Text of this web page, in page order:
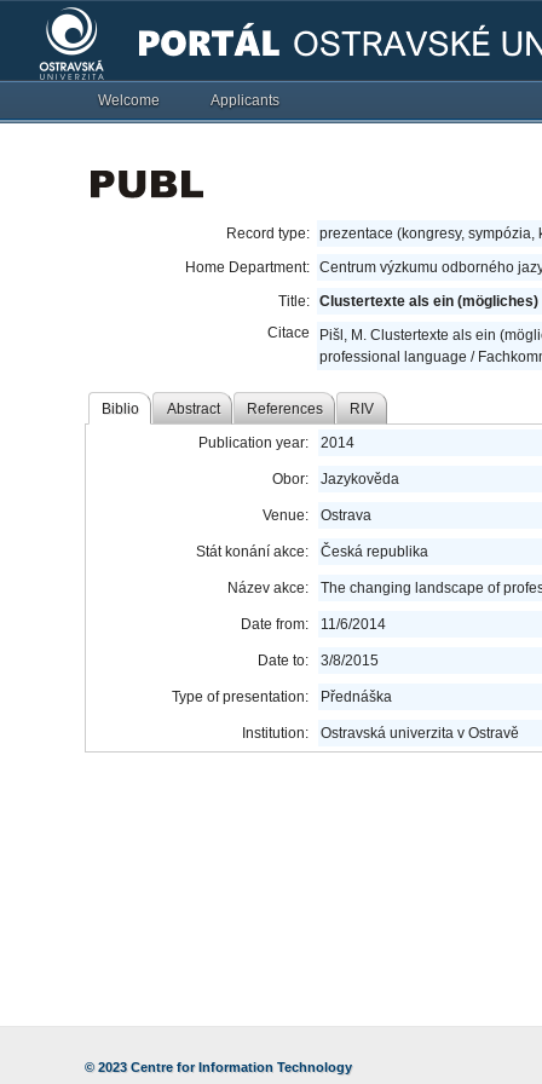
Welcome Applicants
Record type: prezentace (kongresy, sympózia,
Home Department: Centrum výzkumu odborného
Title: Clustertexte als ein
Citace
Pišl, M. Clustertexte als ein
professional language /
Biblio Abstract References RIV
Publication year: 2014
Obor: Jazykověda
Venue: Ostrava
Stát konání akce: Česká republika
Název akce: The changing landscape of
Date from: 11/6/2014
Date to: 3/8/2015
Type of presentation: Přednáška
Institution: Ostravská univerzita v Ostravě
© 2023 Centre for Information Technology